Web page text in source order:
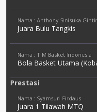
Nama : Anthony Sinisuka
Juara Bulu Tangkis
Nama : TIM Basket Indonesia
Bola Basket Utama
Prestasi
Nama : Syamsuri Firdaus
Juara 1 Tilawah MTQ